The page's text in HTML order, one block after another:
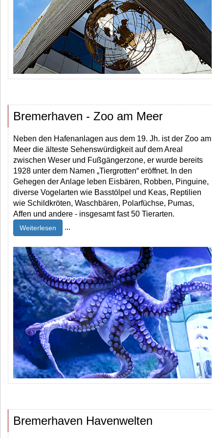
Bremerhaven - Zoo am Meer
Neben den Hafenanlagen aus dem 19. Jh. ist der Zoo am
Meer die älteste Sehenswürdigkeit auf dem Areal
zwischen Weser und Fußgängerzone, er wurde bereits
1928 unter dem Namen „Tiergrotten“ eröffnet. In den
Gehegen der Anlage leben Eisbären, Robben, Pinguine,
diverse Vogelarten wie Basstölpel und Keas, Reptilien
wie Schildkröten, Waschbären, Polarfüchse, Pumas,
Affen und andere - insgesamt fast 50 Tierarten.
Weiterlesen ...
Bremerhaven Havenwelten